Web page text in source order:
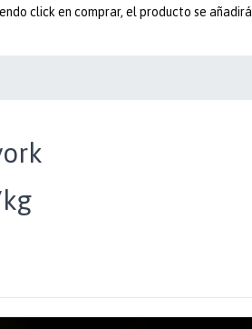
click en comprar, el producto se añadirá